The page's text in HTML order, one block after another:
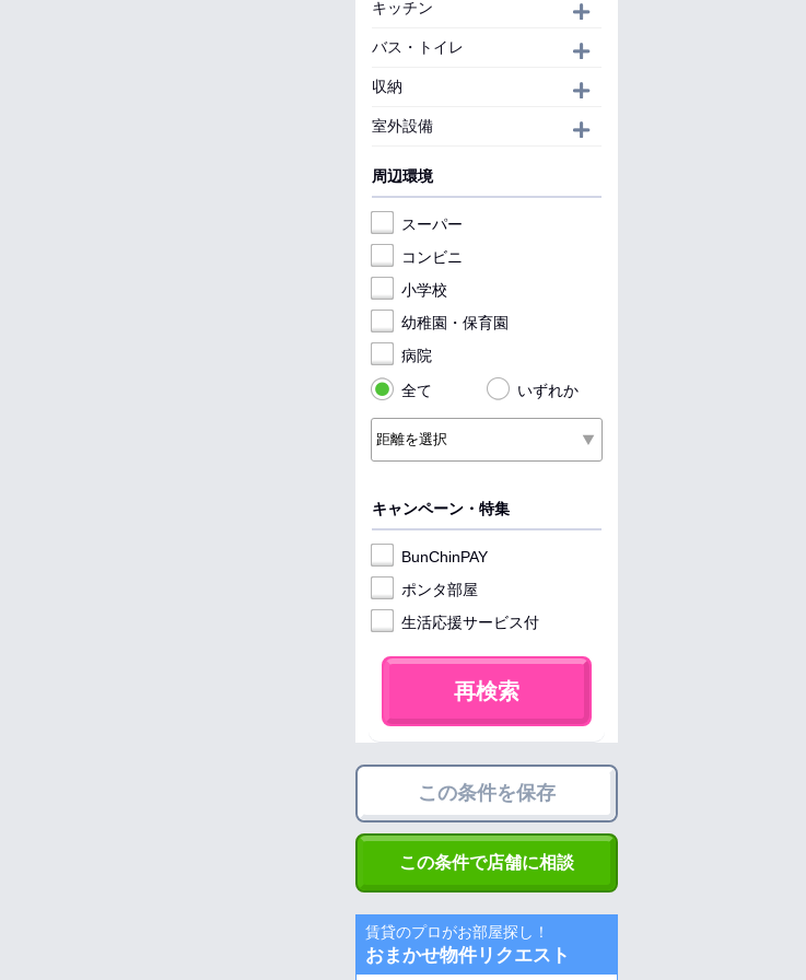
キッチン
バス・トイレ
収納
室外設備
周辺環境
スーパー
コンビニ
小学校
幼稚園・保育園
病院
全て
いずれか
キャンペーン・特集
BunChinPAY
ポンタ部屋
生活応援サービス付
再検索
この条件を保存
この条件で店舗に相談
賃貸のプロがお部屋探し！
おまかせ物件リクエスト